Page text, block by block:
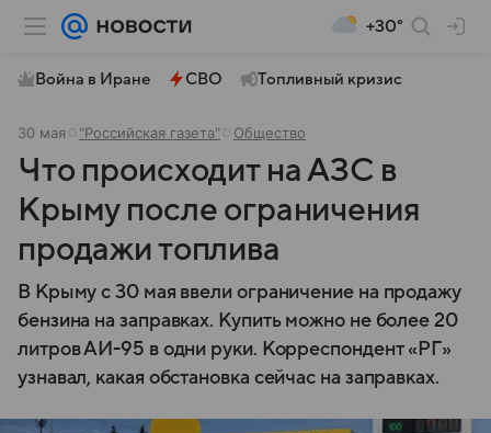
+30°
Война в Иране СВО Топливный кризис
30 мая "Российская газета" Общество
Что происходит на АЗС в
Крыму после ограничения
продажи топлива
В Крыму с 30 мая ввели ограничение на продажу
бензина на заправках. Купить можно не более 20
литров АИ-95 в одни руки. Корреспондент «РГ»
узнавал, какая обстановка сейчас на заправках.